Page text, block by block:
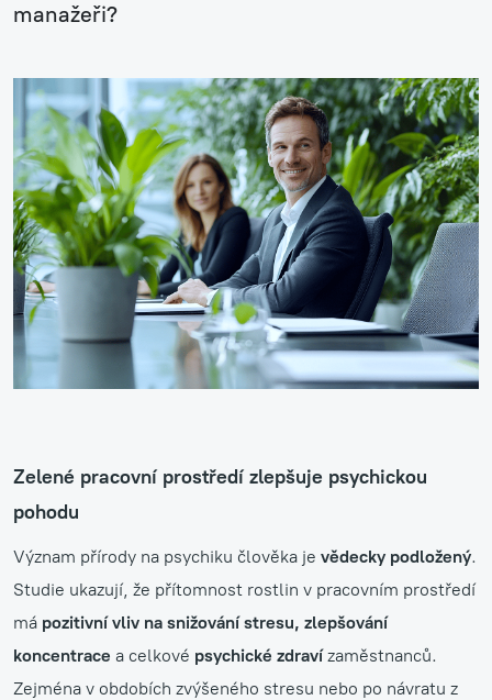
manažeři?
Zelené pracovní prostředí zlepšuje psychickou
pohodu
Význam přírody na psychiku člověka je vědecky podložený.
Studie ukazují, že přítomnost rostlin v pracovním prostředí
má pozitivní vliv na snižování stresu, zlepšování
koncentrace a celkové psychické zdravízaměstnanců.
Zejména v obdobích zvýšeného stresu nebo po návratu z